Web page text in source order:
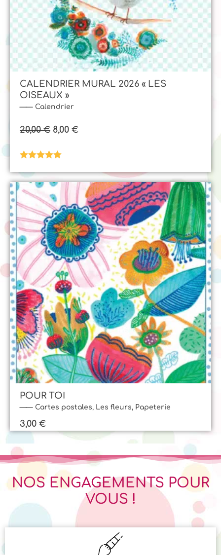
Calendrier
CALENDRIER MURAL 2026 « LES
OISEAUX »
20,00€ 8,00 €
sur 5
Cartes postales, Les fleurs, Papeterie
POUR TOI
3,00 €
NOS ENGAGEMENTS POUR
VOUS !